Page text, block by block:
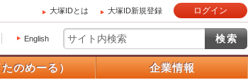
大塚IDとは 大塚ID新規登録 ログイン
English
のめーる） 企業情報